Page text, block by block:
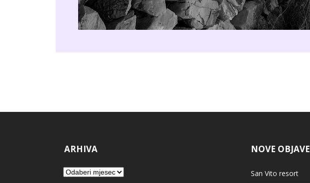
ARHIVA
Arhiva
NOVE OBJAVE
San Vito resort